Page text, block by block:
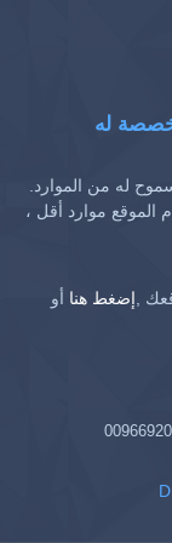
له
له من الموارد.
الموقع موارد أقل ،
,إضغط هنا أو